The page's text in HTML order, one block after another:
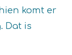
komt er
Dat is